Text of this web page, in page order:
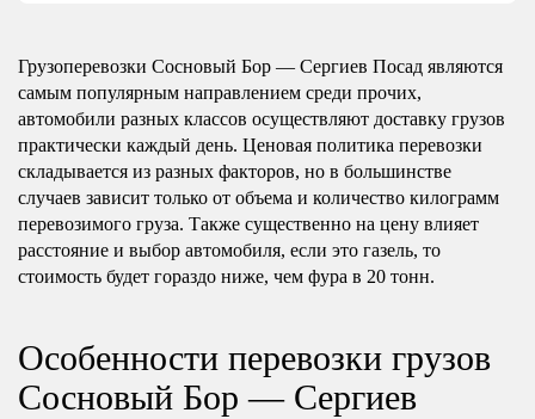
Грузоперевозки Сосновый Бор — Сергиев Посад являются
самым популярным направлением среди прочих,
автомобили разных классов осуществляют доставку грузов
практически каждый день. Ценовая политика перевозки
складывается из разных факторов, но в большинстве
случаев зависит только от объема и количество килограмм
перевозимого груза. Также существенно на цену влияет
расстояние и выбор автомобиля, если это газель, то
стоимость будет гораздо ниже, чем фура в 20 тонн.
Особенности перевозки грузов
Сосновый Бор — Сергиев